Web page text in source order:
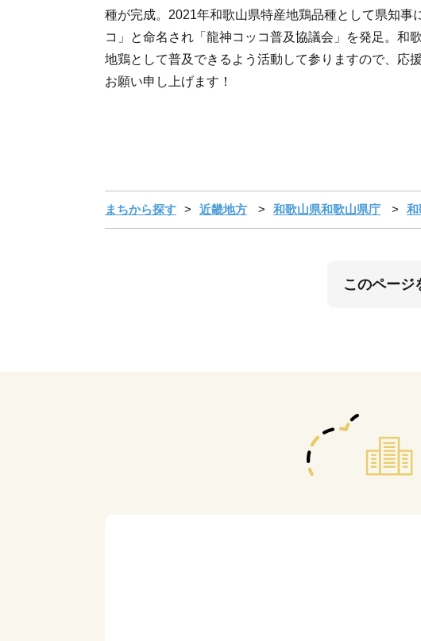
種が完成。2021年和歌山県特産地鶏品種として県知事
コ」と命名され「龍神コッコ普及協議会」を発足。和
地鶏として普及できるよう活動して参りますので、応
お願い申し上げます！
まちから探す 近畿地方 和歌山県和歌山県庁 和
このページ